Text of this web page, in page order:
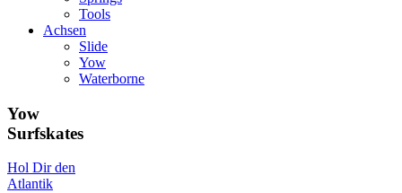
Tools
Achsen
Slide
Yow
Waterborne
Yow
Surfskates
Hol Dir den
Atlantik